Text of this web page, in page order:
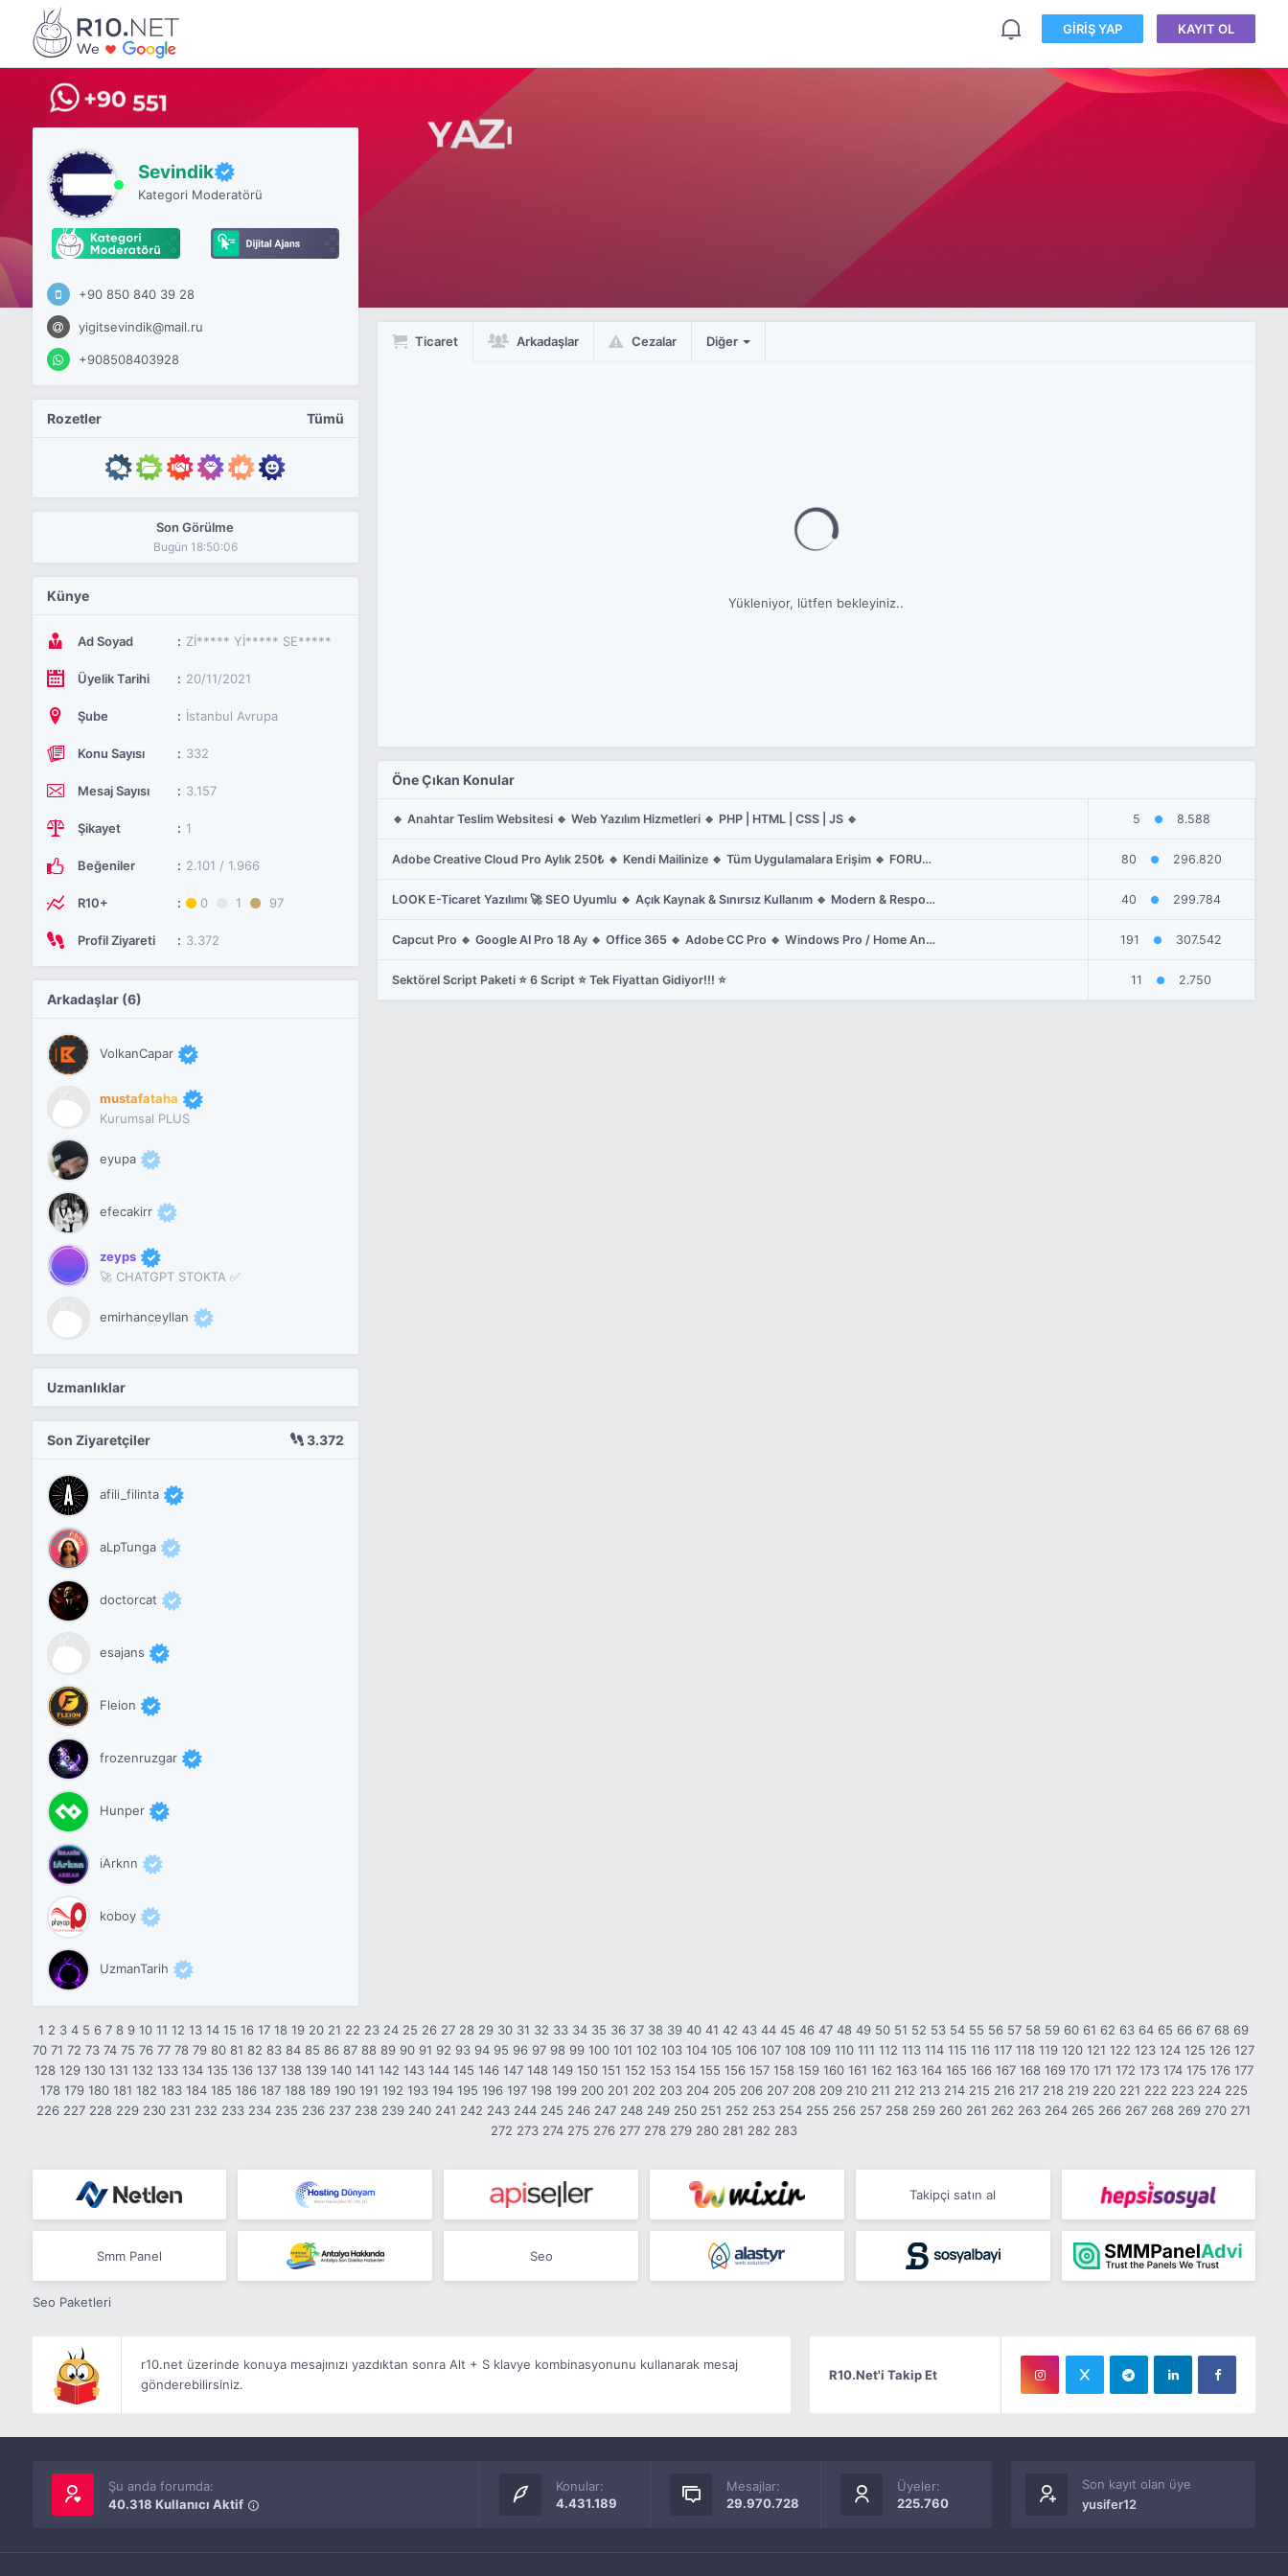
GIRIŞ YAP KAYIT OL
Sevindik
Kategori Moderatörü
+90 850 840 39 28
yigitsevindik@mail.ru
+908508403928
Rozetler Tümü
Son Görülme
Bugün 18:50:06
Künye
Ad Soyad Zİ***** Yİ***** SE*****
Üyelik Tarihi 20/11/2021
Şube İstanbul Avrupa
Konu Sayısı 332
Mesaj Sayısı 3.157
Şikayet 1
Beğeniler 2.101 / 1.966
R10+ 0 1 97
Profil Ziyareti 3.372
Arkadaşlar (6)
VolkanCapar
mustafataha
Kurumsal PLUS
eyupa
efecakirr
zeyps
🚀 CHATGPT STOKTA ✅
emirhanceyllan
Uzmanlıklar
Son Ziyaretçiler 3.372
afili_filinta
aLpTunga
doctorcat
esajans
Fleion
frozenruzgar
Hunper
iArknn
koboy
UzmanTarih
Ticaret Arkadaşlar Cezalar Diğer
Yükleniyor, lütfen bekleyiniz..
Öne Çıkan Konular
🔹 Anahtar Teslim Websitesi 🔹 Web Yazılım Hizmetleri 🔹 PHP | HTML | CSS | JS 🔹 5 ● 8.588
Adobe Creative Cloud Pro Aylık 250₺ 🔹 Kendi Mailinize 🔹 Tüm Uygulamalara Erişim 🔹 FORUMUN EN UCUZU! 80 ● 296.820
LOOK E-Ticaret Yazılımı 🚀 SEO Uyumlu 🔹 Açık Kaynak & Sınırsız Kullanım 🔹 Modern & Responsive Tasarım 40 ● 299.784
Capcut Pro 🔹 Google AI Pro 18 Ay 🔹 Office 365 🔹 Adobe CC Pro 🔹 Windows Pro / Home Anahatarları 🔹 EN UYGUN FİYATLAR 191 ● 307.542
Sektörel Script Paketi ⭐ 6 Script ⭐ Tek Fiyattan Gidiyor!!! ⭐ 11 ● 2.750
1 2 3 4 5 6 7 8 9 10 11 12 13 14 15 16 17 18 19 20 21 22 23 24 25 26 27 28 29 30 31 32 33 34 35 36 37 38 39 40 41 42 43 44 45 46 47 48 49 50 51 52 53 54 55 56 57 58 59 60 61 62 63 64 65 66 67 68 69
70 71 72 73 74 75 76 77 78 79 80 81 82 83 84 85 86 87 88 89 90 91 92 93 94 95 96 97 98 99 100 101 102 103 104 105 106 107 108 109 110 111 112 113 114 115 116 117 118 119 120 121 122 123 124 125 126 127
128 129 130 131 132 133 134 135 136 137 138 139 140 141 142 143 144 145 146 147 148 149 150 151 152 153 154 155 156 157 158 159 160 161 162 163 164 165 166 167 168 169 170 171 172 173 174 175 176 177
178 179 180 181 182 183 184 185 186 187 188 189 190 191 192 193 194 195 196 197 198 199 200 201 202 203 204 205 206 207 208 209 210 211 212 213 214 215 216 217 218 219 220 221 222 223 224 225
226 227 228 229 230 231 232 233 234 235 236 237 238 239 240 241 242 243 244 245 246 247 248 249 250 251 252 253 254 255 256 257 258 259 260 261 262 263 264 265 266 267 268 269 270 271
272 273 274 275 276 277 278 279 280 281 282 283
Takipçi satın al
Smm Panel Seo
Seo Paketleri
r10.net üzerinde konuya mesajınızı yazdıktan sonra Alt + S klavye kombinasyonunu kullanarak mesaj
gönderebilirsiniz.
R10.Net'i Takip Et
Şu anda forumda:
40.318 Kullanıcı Aktif
Konular:
4.431.189
Mesajlar:
29.970.728
Üyeler:
225.760
Son kayıt olan üye
yusifer12